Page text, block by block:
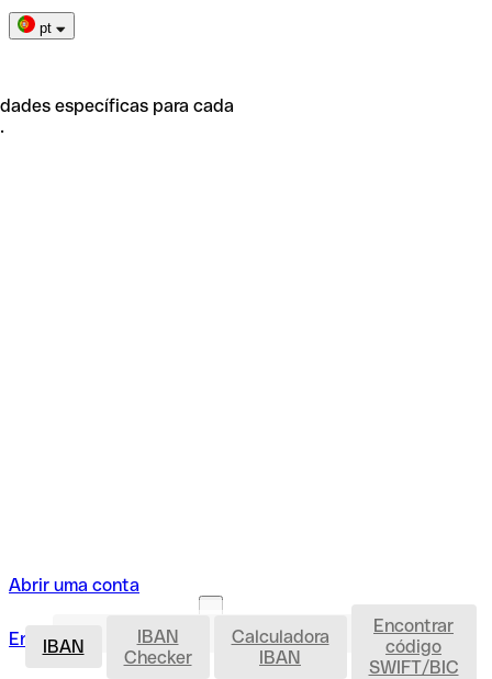
pt
específicas para cada
Abrir uma conta
Entrar Abrir uma conta IBAN
IBAN
IBAN
Checker
Calculadora
IBAN
Encontrar
código
SWIFT/BIC